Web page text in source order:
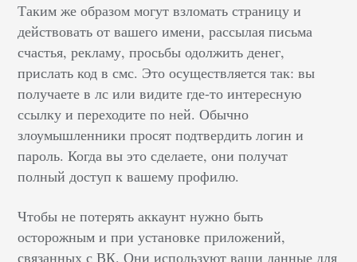
Таким же образом могут взломать страницу и
действовать от вашего имени, рассылая письма
счастья, рекламу, просьбы одолжить денег,
прислать код в смс. Это осуществляется так: вы
получаете в лс или видите где-то интересную
ссылку и переходите по ней. Обычно
злоумышленники просят подтвердить логин и
пароль. Когда вы это сделаете, они получат
полный доступ к вашему профилю.
Чтобы не потерять аккаунт нужно быть
осторожным и при установке приложений,
связанных с ВК. Они используют ваши данные для